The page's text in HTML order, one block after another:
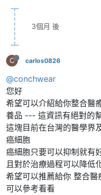
3個月 後
C carlos0826
@conchwear
您好
希望可以介紹給你整合醫
養品 --- 這資訊有絕對的
這塊目前在台灣的醫學界
癌細胞
癌細胞只要可以抑制就有
且對於治療過程可以降低
希望可以推薦給你 整合
可以參考看看